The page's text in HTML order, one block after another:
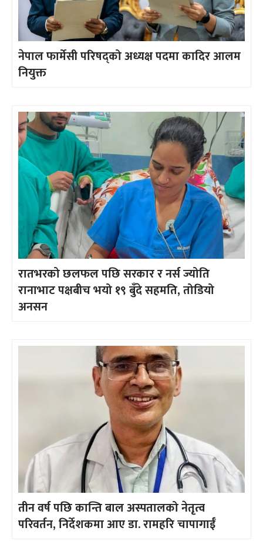
नेपाल फार्मेसी परिषद्को अध्यक्ष पदमा कादिर आलम
नियुक्त
रातभरको छलफल पछि सरकार र नर्स ज्योति
रानाभाट पक्षबीच भयो १९ बुँदे सहमति, तोडियो
अनसन
तीन वर्ष पछि कान्ति बाल अस्पतालको नेतृत्व
परिवर्तन, निर्देशकमा आए डा. रामहरि चापागाईँ